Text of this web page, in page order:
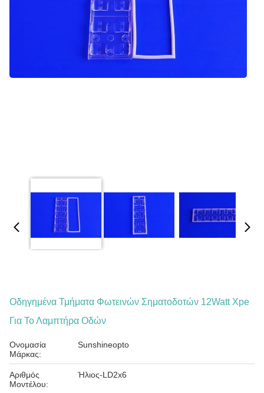
Οδηγημένα Τμήματα Φωτεινών Σηματοδοτών 12Watt Xpe
Για Το Λαμπτήρα Οδών
Ονομασία
Μάρκας:
Sunshineopto
Αριθμός
Μοντέλου:
Ήλιος-LD2x6